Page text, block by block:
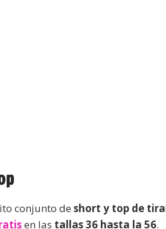
conjunto de short y top de
en las tallas 36 hasta la 56.